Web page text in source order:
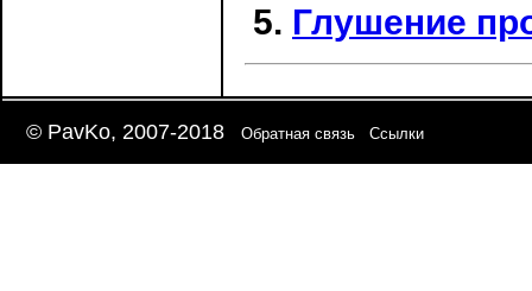
Глушение
© PavKo, 2007-2018 Обратная связь Ссылки